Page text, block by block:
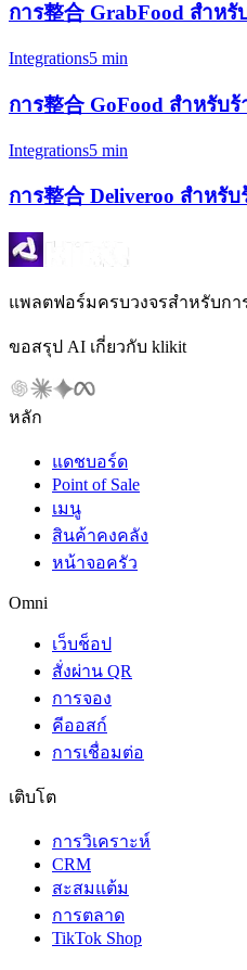
การ整合 GrabFood สำห
Integrations5 min
การ整合 GoFood สำหรั
Integrations5 min
การ整合 Deliveroo สำหรั
แพลตฟอร์มครบวงจรสำหรับกา
ขอสรุป AI เกี่ยวกับ klikit
หลัก
แดชบอร์ด
Point of Sale
เมนู
สินค้าคงคลัง
หน้าจอครัว
Omni
เว็บช็อป
สั่งผ่าน QR
การจอง
คีออสก์
การเชื่อมต่อ
เติบโต
การวิเคราะห์
CRM
สะสมแต้ม
การตลาด
TikTok Shop